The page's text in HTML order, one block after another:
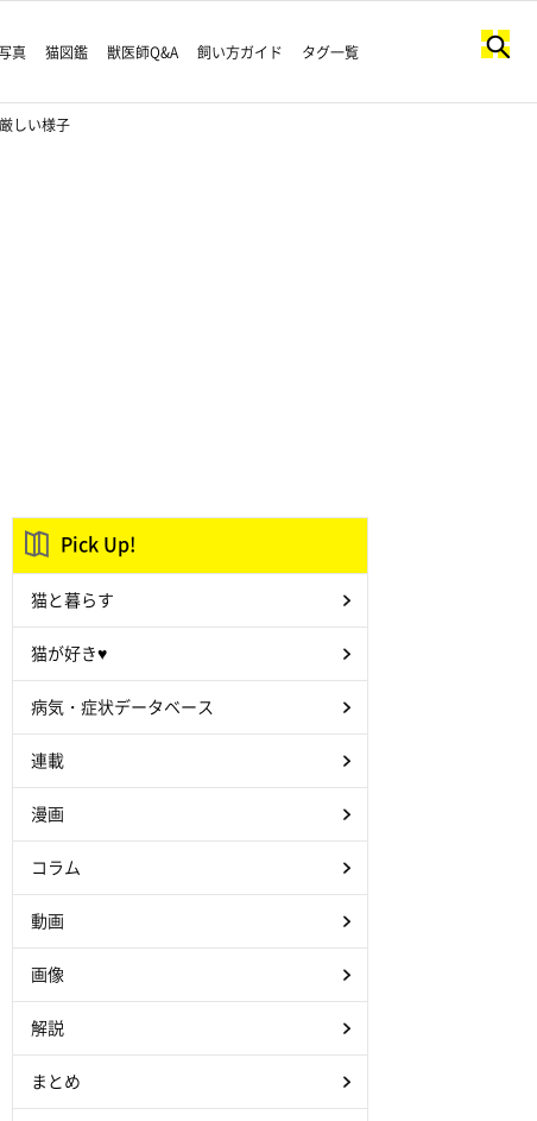
真 猫図鑑 獣医師Q&A 飼い方ガイド タグ一覧
しい様子
Pick Up!
猫と暮らす
猫が好き♥
病気・症状データベース
連載
漫画
コラム
動画
画像
解説
まとめ